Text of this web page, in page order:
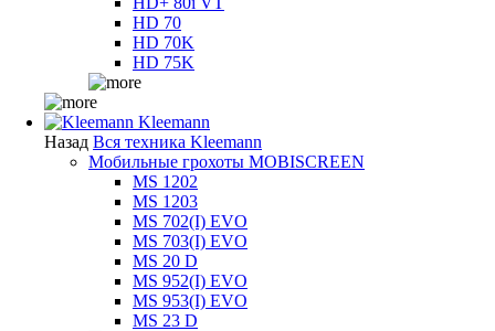
HD 70
HD 70K
HD 75K
Kleemann
Назад Вся техника Kleemann
Мобильные грохоты MOBISCREEN
MS 1202
MS 1203
MS 702(I) EVO
MS 703(I) EVO
MS 20 D
MS 952(I) EVO
MS 953(I) EVO
MS 23 D